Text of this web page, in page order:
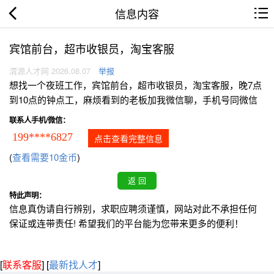
信息内容
宾馆前台，超市收银员，淘宝客服
渭源人才网 2026.08.07 举报
想找一个夜班工作，宾馆前台，超市收银员，淘宝客服，晚7点
到10点的钟点工，麻烦看到的老板加我微信聊，手机号同微信
联系人手机/微信：
199****6827 点击查看完整信息
(查看需要10金币)
特此声明：
信息真伪请自行辨别，求职应聘须谨慎，网站对此不承担任何
保证或连带责任! 希望我们的平台能为您带来更多的便利！
[联系客服] [最新找人才]